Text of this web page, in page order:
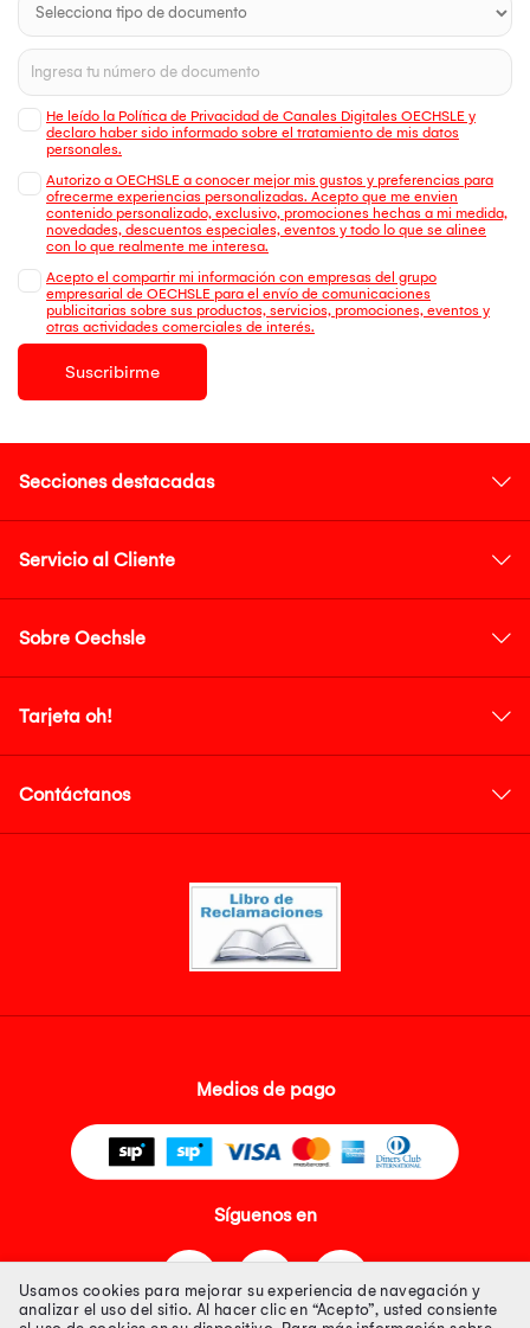
He leído la Política de Privacidad de Canales Digitales OECHSLE y
declaro haber sido informado sobre el tratamiento de mis datos
personales.
Autorizo a OECHSLE a conocer mejor mis gustos y preferencias para
ofrecerme experiencias personalizadas. Acepto que me envien
contenido personalizado, exclusivo, promociones hechas a mi medida,
novedades, descuentos especiales, eventos y todo lo que se alinee
con lo que realmente me interesa.
Acepto el compartir mi información con empresas del grupo
empresarial de OECHSLE para el envío de comunicaciones
publicitarias sobre sus productos, servicios, promociones, eventos y
otras actividades comerciales de interés.
Suscribirme
Secciones destacadas
Servicio al Cliente
Sobre Oechsle
Tarjeta oh!
Contáctanos
Medios de pago
Síguenos en
Usamos cookies para mejorar su experiencia de navegación y
analizar el uso del sitio. Al hacer clic en “Acepto”, usted consiente